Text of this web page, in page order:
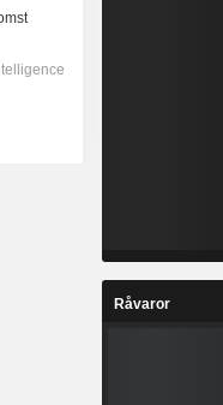
Råvaror